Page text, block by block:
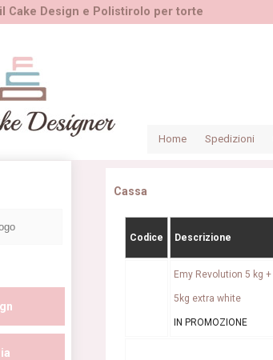
Cake Design e Polistirolo per torte
Home
Spedizioni
Cassa
Codice Descrizione
Emy Revolution 5 kg
5kg extra white
IN PROMOZIONE